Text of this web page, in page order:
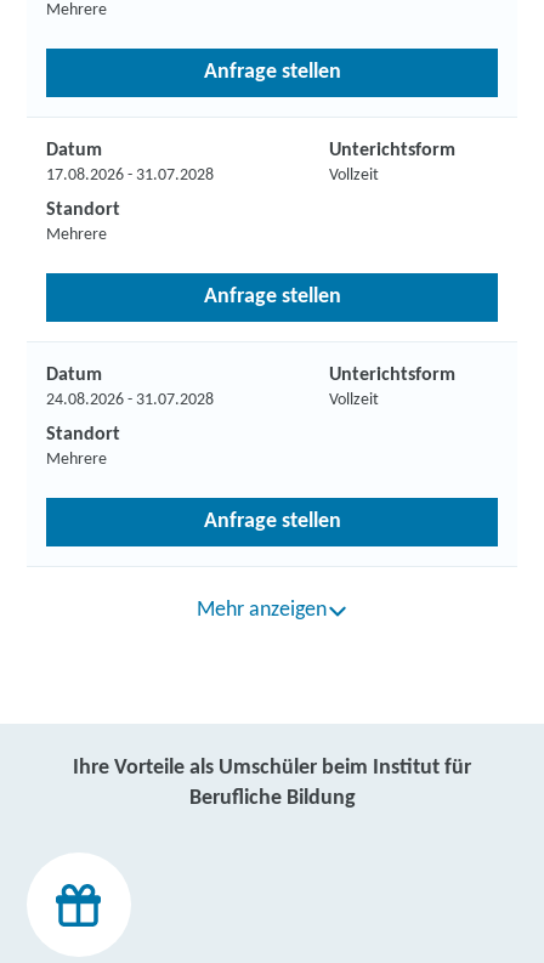
Mehrere
Anfrage stellen
Datum
17.08.2026 - 31.07.2028
Unterichtsform
Vollzeit
Standort
Mehrere
Anfrage stellen
Datum
24.08.2026 - 31.07.2028
Unterichtsform
Vollzeit
Standort
Mehrere
Anfrage stellen
Mehr anzeigen
Ihre Vorteile als Umschüler beim Institut für
Berufliche Bildung